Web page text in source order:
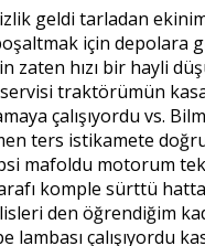
geldi tarladan
için depolara
hızı bir hayli
traktörümün
çalışıyordu vs.
ters istikamete
mafoldu motorum
komple sürttü
den öğrendiğim
çalışıyordu